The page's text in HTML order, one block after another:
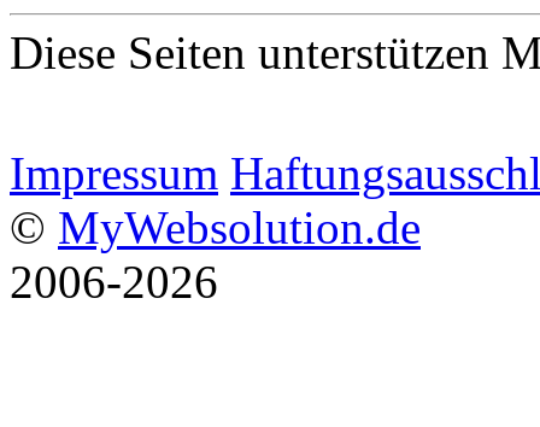
Diese Seiten unterstützen
Impressum
© MyWebsolution.de
2006-2026